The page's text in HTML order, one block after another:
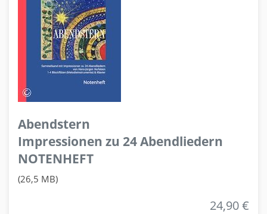
Abendstern
Impressionen zu 24 Abendliedern
NOTENHEFT
(26,5 MB)
24,90 €